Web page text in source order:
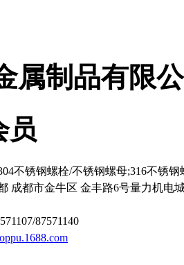
属制品有限
员
不锈钢螺栓/不锈钢螺母;316不锈
成都市金牛区 金丰路6号量力机电
87571140